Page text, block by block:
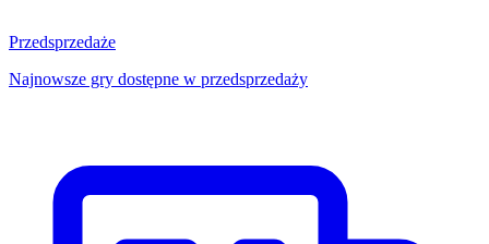
Przedsprzedaże
Najnowsze gry dostępne w przedsprzedaży